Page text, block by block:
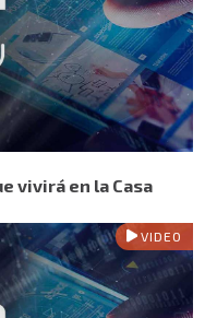
vivirá en la Casa
VIDEO